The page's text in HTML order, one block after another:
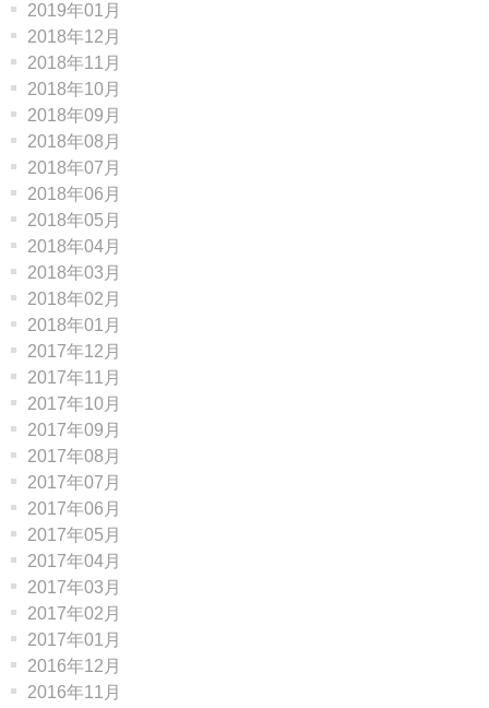
2019年01月
2018年12月
2018年11月
2018年10月
2018年09月
2018年08月
2018年07月
2018年06月
2018年05月
2018年04月
2018年03月
2018年02月
2018年01月
2017年12月
2017年11月
2017年10月
2017年09月
2017年08月
2017年07月
2017年06月
2017年05月
2017年04月
2017年03月
2017年02月
2017年01月
2016年12月
2016年11月